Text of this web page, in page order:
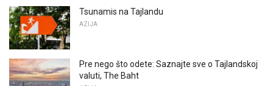
Tsunamis na Tajlandu
AZIJA
Pre nego što odete: Saznajte sve o Tajlandskoj
valuti, The Baht